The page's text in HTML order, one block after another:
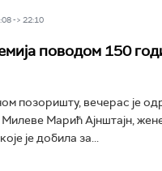
-> 22:10
поводом 150
позоришту, вечерас је
Марић Ајнштајн,
је добила за...